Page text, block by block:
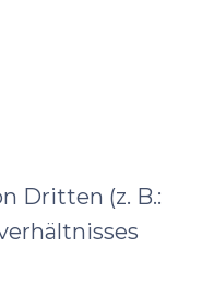
Dritten (z. B.: